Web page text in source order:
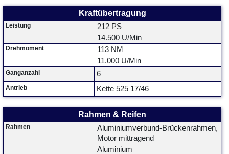
Kraftübertragung
Leistung
212 PS
14.500 U/Min
Drehmoment
113 NM
11.000 U/Min
Ganganzahl 6
Antrieb Kette 525 17/46
Rahmen & Reifen
Rahmen
Aluminiumverbund-Brückenrahmen,
Motor mittragend
Aluminium